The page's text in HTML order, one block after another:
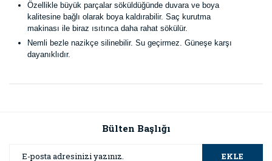
Özellikle büyük parçalar söküldüğünde duvara ve boya
kalitesine bağlı olarak boya kaldırabilir. Saç kurutma
makinası ile biraz ısıtınca daha rahat sökülür.
Nemli bezle nazikçe silinebilir. Su geçirmez. Güneşe karşı
dayanıklıdır.
Görüş ve önerileriniz için teşekkür ederiz.
Ürün resmi kalitesiz, bozuk veya görüntülenemiyor.
Bülten Başlığı
EKLE